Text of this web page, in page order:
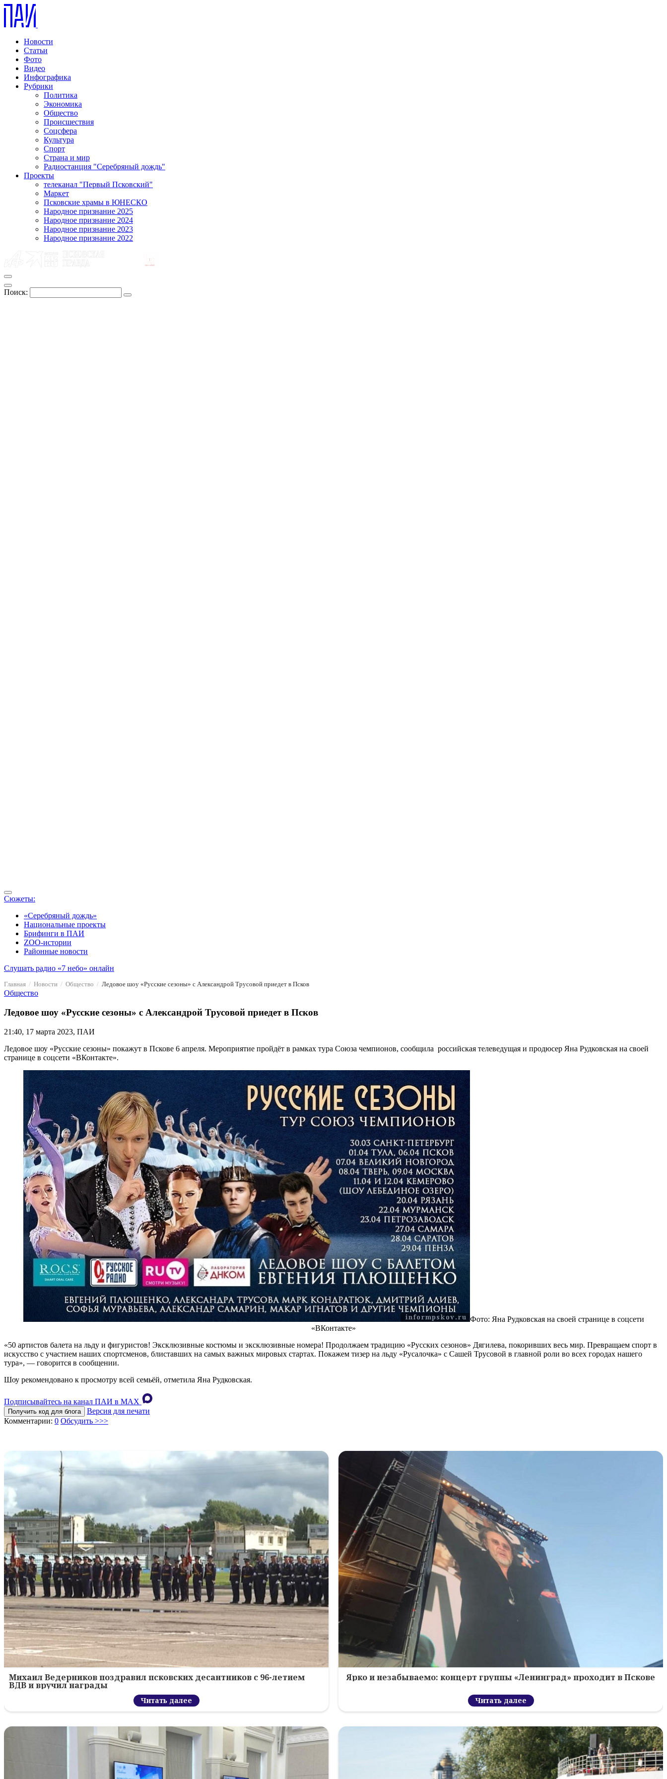
Новости
Статьи
Фото
Видео
Инфографика
Рубрики
Политика
Экономика
Общество
Происшествия
Соцсфера
Культура
Спорт
Страна и мир
Радиостанция "Серебряный дождь"
Проекты
телеканал "Первый Псковский"
Маркет
Псковские храмы в ЮНЕСКО
Народное признание 2025
Народное признание 2024
Народное признание 2023
Народное признание 2022
Поиск:
Сюжеты:
«Серебряный дождь»
Национальные проекты
Брифинги в ПАИ
ZOO-истории
Районные новости
Слушать радио «7 небо» онлайн
Главная Новости Общество Ледовое шоу «Русские сезоны» с Александрой Трусовой приедет в Псков
Общество
Ледовое шоу «Русские сезоны» с Александрой Трусовой приедет в Псков
21:40, 17 марта 2023, ПАИ
Ледовое шоу «Русские сезоны» покажут в Пскове 6 апреля. Мероприятие пройдёт в рамках тура Союза чемпионов, сообщила российская телеведущая и продюсер Яна Рудковская на своей
странице в соцсети «ВКонтакте».
Фото: Яна Рудковская на своей странице в соцсети
«ВКонтакте»
«50 артистов балета на льду и фигуристов! Эксклюзивные костюмы и эксклюзивные номера! Продолжаем традицию «Русских сезонов» Дягилева, покоривших весь мир. Превращаем спорт в
искусство с участием наших спортсменов, блиставших на самых важных мировых стартах. Покажем тизер на льду «Русалочка» с Сашей Трусовой в главной роли во всех городах нашего
тура», — говорится в сообщении.
Шоу рекомендовано к просмотру всей семьёй, отметила Яна Рудковская.
Подписывайтесь на канал ПАИ в MAХ
Получить код для блога
Версия для печати
Комментарии: 0 Обсудить >>>
Михаил Ведерников поздравил псковских десантников с 96-летием
ВДВ и вручил награды
Читать далее
Ярко и незабываемо: концерт группы «Ленинград» проходит в Пскове
Читать далее